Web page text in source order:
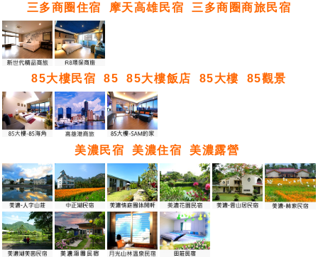
三多商圈住宿 摩天高雄民宿 三多商圈商旅民宿
85大樓民宿 85 85大樓飯店 85大樓 85觀景
美濃民宿 美濃住宿 美濃露營